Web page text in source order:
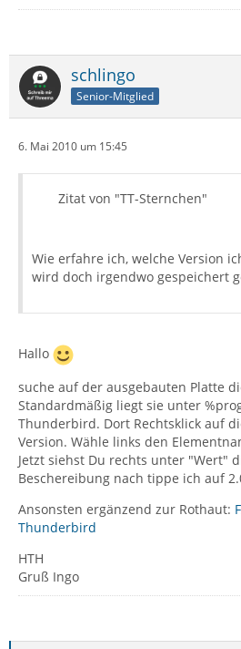
schlingo
Senior-Mitglied
6. Mai 2010 um 15:45
Zitat von "TT-Sternchen"
Wie erfahre ich, welche Version
wird doch irgendwo gespeichert
Hallo
suche auf der ausgebauten Platte
Standardmäßig liegt sie unter
Thunderbird. Dort Rechtsklick auf
Version. Wähle links den
Jetzt siehst Du rechts unter "Wert"
Beschereibung nach tippe ich auf
Ansonsten ergänzend zur Rothaut:
Thunderbird
HTH
Gruß Ingo